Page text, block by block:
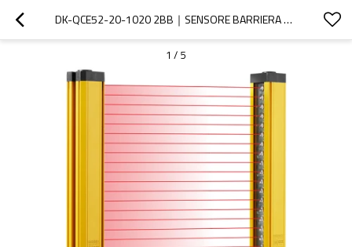
DK-QCE52-20-1020 2BB｜SENSORE BARRIERA FOTOELETTRICA DI SICUREZZA｜DADISICK
1 / 5